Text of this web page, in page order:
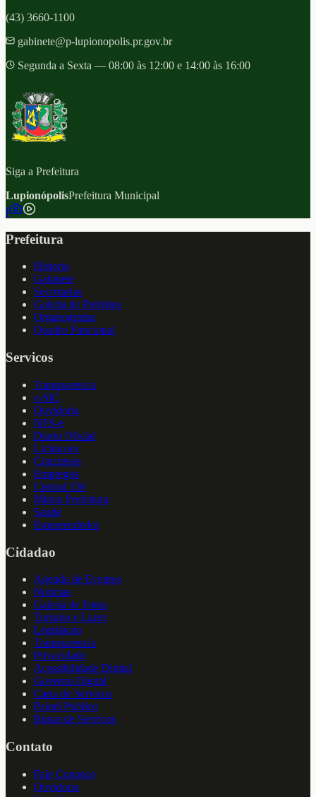
(43) 3660-1100
gabinete@p-lupionopolis.pr.gov.br
Segunda a Sexta — 08:00 às 12:00 e 14:00 às 16:00
Siga a Prefeitura
LupionópolisPrefeitura Municipal
f
Prefeitura
Historia
Gabinete
Secretarias
Galeria de Prefeitos
Organograma
Quadro Funcional
Servicos
Transparencia
e-SIC
Ouvidoria
NFS-e
Diario Oficial
Licitacoes
Concursos
Empregos
Central 156
Minha Prefeitura
Saude
Empreendedor
Cidadao
Agenda de Eventos
Noticias
Galeria de Fotos
Turismo e Lazer
Legislacao
Transparencia
Privacidade
Acessibilidade Digital
Governo Digital
Carta de Servicos
Painel Publico
Busca de Servicos
Contato
Fale Conosco
Ouvidoria